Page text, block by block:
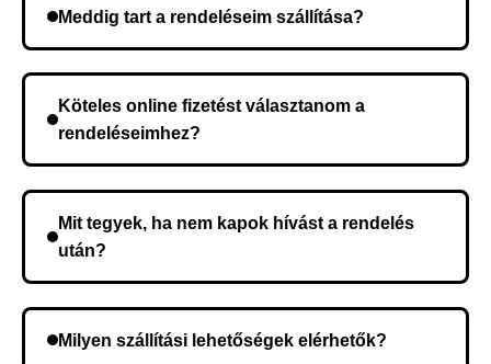
Meddig tart a rendeléseim szállítása?
kerül, és ez az időtartam függ a szállítási címtől.
Köteles online fizetést választanom a
rendeléseimhez?
Mit tegyek, ha nem kapok hívást a rendelés
után?
meg a rendelést.
Milyen szállítási lehetőségek elérhetők?